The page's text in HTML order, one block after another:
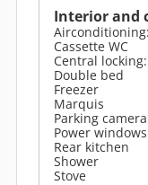
Interior and
Cassette WC
Central
Double bed
Freezer
Marquis
Parking camera
Power windows
Rear kitchen
Shower
Stove